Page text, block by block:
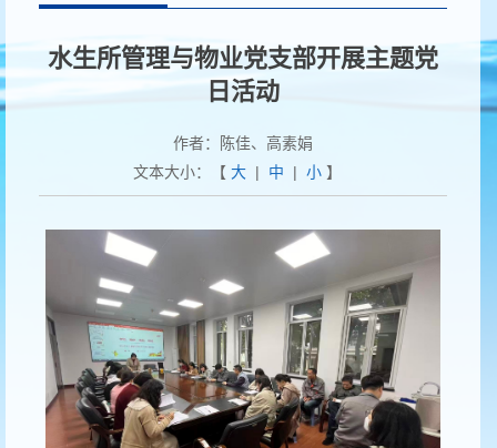
水生所管理与物业党支部开展主题党
日活动
作者：陈佳、高素娟
文本大小：【 大| 中 | 小】